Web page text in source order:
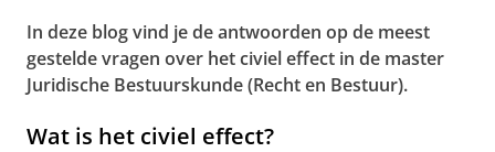
In deze blog vind je de antwoorden op de meest
gestelde vragen over het civiel effect in de master
Juridische Bestuurskunde (Recht en Bestuur).
Wat is het civiel effect?